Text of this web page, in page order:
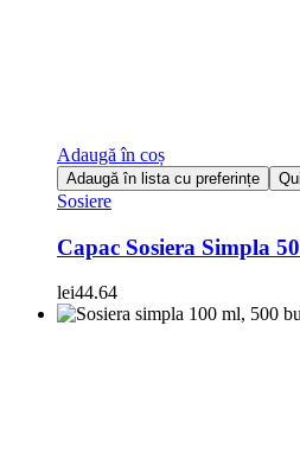
Adaugă în coș
Adaugă în lista cu preferințe
Sosiere
Capac Sosiera Simpla
lei44.64